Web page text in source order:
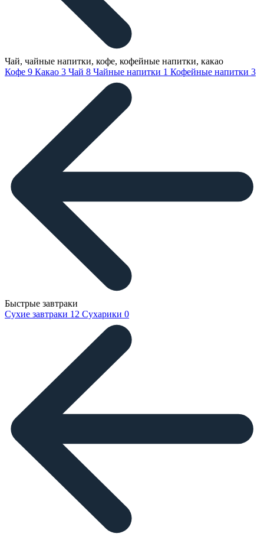
Чай, чайные напитки, кофе, кофейные напитки, какао
Кофе 9 Какао 3 Чай 8 Чайные напитки 1 Кофейные напитки 3
Быстрые завтраки
Сухие завтраки 12 Сухарики 0